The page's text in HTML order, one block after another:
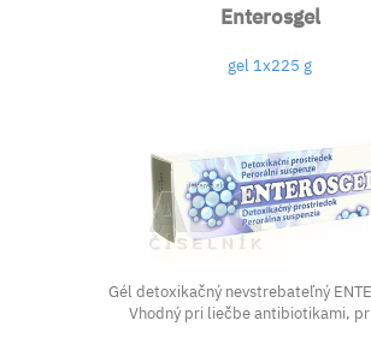
Enterosgel
gel 1x225 g
Gél detoxikačný nevstrebateľný
Vhodný pri liečbe antibiotikami,